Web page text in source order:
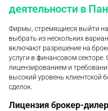
деятельности в
Фирмы, стремящиеся выйти
выбрать из нескольких
включают разрешение на
услуги в финансовом секторе.
лицензированием и
высокий уровень клиентской
сделок.
Лицензия брокер-